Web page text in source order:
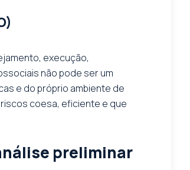
execução,
não pode ser um
e do próprio ambiente de
coesa, eficiente e que
preliminar